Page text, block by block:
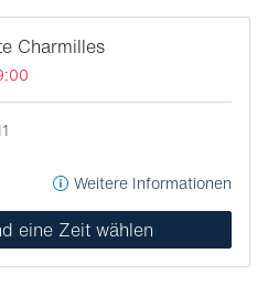
Charmilles
Weitere Informationen
eine Zeit wählen